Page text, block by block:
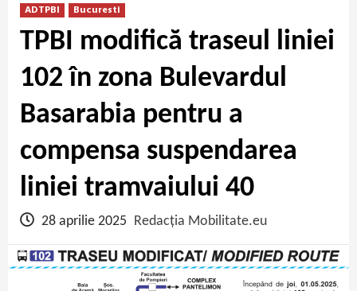
ADTPBI Bucuresti
TPBI modifică traseul liniei
102 în zona Bulevardul
Basarabia pentru a
compensa suspendarea
liniei tramvaiului 40
28 aprilie 2025 Redacția Mobilitate.eu